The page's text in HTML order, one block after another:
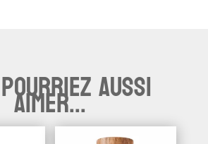
aussi
aimer...